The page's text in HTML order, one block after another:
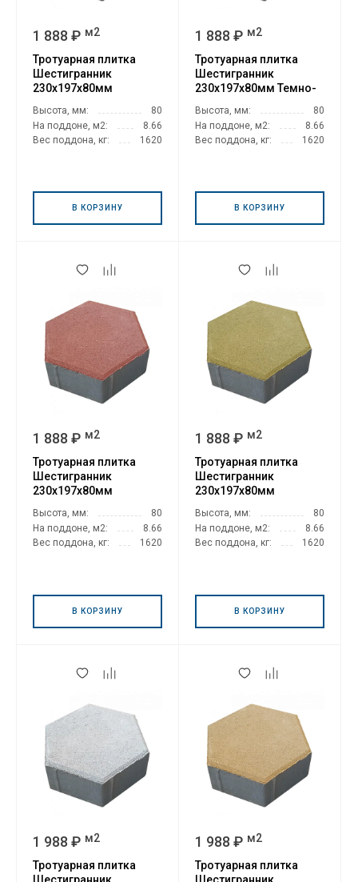
1 888 ₽ м2
Тротуарная плитка
Шестигранник
230х197х80мм
Высота, мм:
80
На поддоне, м2:
8.66
Вес поддона, кг:
1620
В КОРЗИНУ
1 888 ₽ м2
Тротуарная плитка
Шестигранник
230х197х80мм Темно-
Высота, мм:
80
На поддоне, м2:
8.66
Вес поддона, кг:
1620
В КОРЗИНУ
1 888 ₽ м2
Тротуарная плитка
Шестигранник
230х197х80мм
Высота, мм:
80
На поддоне, м2:
8.66
Вес поддона, кг:
1620
В КОРЗИНУ
1 888 ₽ м2
Тротуарная плитка
Шестигранник
230х197х80мм
Высота, мм:
80
На поддоне, м2:
8.66
Вес поддона, кг:
1620
В КОРЗИНУ
1 988 ₽ м2
Тротуарная плитка
Шестигранник
1 988 ₽ м2
Тротуарная плитка
Шестигранник